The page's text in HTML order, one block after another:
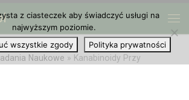
Naukowe » Kanabinoidy Przy
z ciasteczek aby świadczyć usługi na
najwyższym poziomie.
wszystkie zgody Polityka prywatności